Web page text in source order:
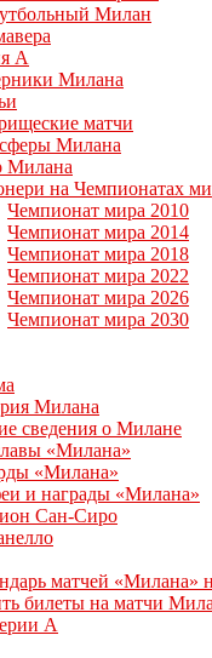
Милан
А
Милана
матчи
Милана
Милана
на Чемпионатах
Чемпионат мира 2010
Чемпионат мира 2014
Чемпионат мира 2018
Чемпионат мира 2022
Чемпионат мира 2026
Чемпионат мира 2030
Милана
сведения о Милане
«Милана»
«Милана»
и награды «Милана»
Сан-Сиро
матчей «Милана»
билеты на матчи
А